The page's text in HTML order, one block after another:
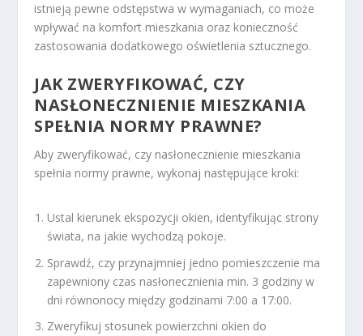
istnieją pewne odstępstwa w wymaganiach, co może
wpływać na komfort mieszkania oraz konieczność
zastosowania dodatkowego oświetlenia sztucznego.
JAK ZWERYFIKOWAĆ, CZY
NASŁONECZNIENIE MIESZKANIA
SPEŁNIA NORMY PRAWNE?
Aby zweryfikować, czy nasłonecznienie mieszkania
spełnia normy prawne, wykonaj następujące kroki:
Ustal kierunek ekspozycji okien, identyfikując strony
świata, na jakie wychodzą pokoje.
Sprawdź, czy przynajmniej jedno pomieszczenie ma
zapewniony czas nasłonecznienia min. 3 godziny w
dni równonocy między godzinami 7:00 a 17:00.
Zweryfikuj stosunek powierzchni okien do